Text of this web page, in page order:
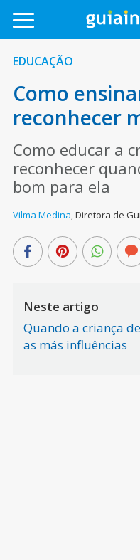
EDUCAÇÃO
Como
reconhecer
Como educar a
reconhecer
bom para ela
Vilma Medina,Diretora de
Neste artigo
Quando a criança
as más influências